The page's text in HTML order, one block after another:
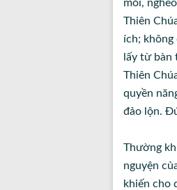
mỏi,
Thiên
ích; không
lấy từ bàn
Thiên
quyền
đảo lộn.
Thường
nguyện
khiến cho